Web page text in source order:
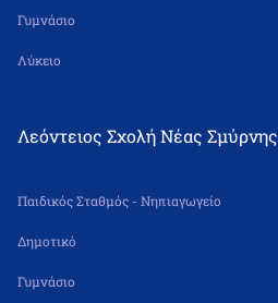
Γυμνάσιο
Λύκειο
Λεόντειος Σχολή Νέας Σμύρνης
Παιδικός Σταθμός - Νηπιαγωγείο
Δημοτικό
Γυμνάσιο